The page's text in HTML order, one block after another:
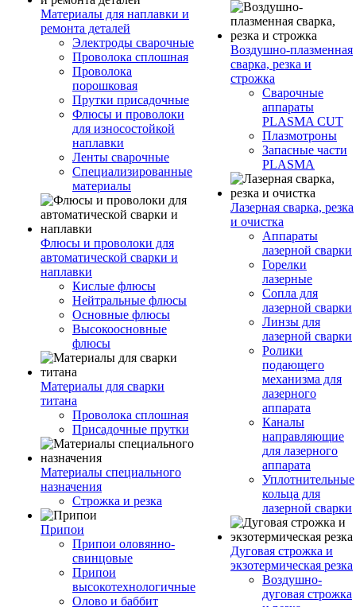
Материалы для наплавки и
ремонта деталей
Электроды сварочные
Проволока сплошная
Проволока
порошковая
Прутки присадочные
Флюсы и проволоки
для износостойкой
наплавки
Ленты сварочные
Специализированные
материалы
Флюсы и проволоки для
автоматической сварки и
наплавки
Кислые флюсы
Нейтральные флюсы
Основные флюсы
Высокоосновные
флюсы
Материалы для сварки
титана
Проволока сплошная
Присадочные прутки
Материалы специального
назначения
Строжка и резка
Припои
Припои оловянно-
свинцовые
Припои
высокотехнологичные
Олово и баббит
Воздушно-плазменная
сварка, резка и
строжка
Сварочные
аппараты
PLASMA CUT
Плазмотроны
Запасные части
PLASMA
Лазерная сварка, резка
и очистка
Аппараты
лазерной сварки
Горелки
лазерные
Сопла для
лазерной сварки
Линзы для
лазерной сварки
Ролики
подающего
механизма для
лазерного
аппарата
Каналы
направляющие
для лазерного
аппарата
Уплотнительные
кольца для
лазерной сварки
Дуговая строжка и
экзотермическая резка
Воздушно-
дуговая строжка